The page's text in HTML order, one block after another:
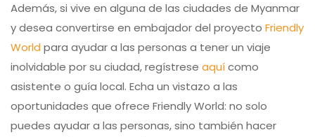
Además, si vive en alguna de las ciudades de Myanmar
y desea convertirse en embajador del proyecto Friendly
World para ayudar a las personas a tener un viaje
inolvidable por su ciudad, regístrese aquícomo
asistente o guía local. Echa un vistazo a las
oportunidades que ofrece Friendly World: no solo
puedes ayudar a las personas, sino también hacer